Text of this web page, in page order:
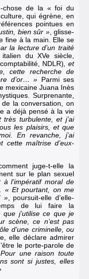
chose de la « foi du
qui égrène, en
pointues en
bien sûr », glisse-
fine à la main. Elle se
la lecture d’un traité
du XVe siècle,
NDLR) , et
cette recherche de
d’or… » Parmi ses
mexicaine Juana Inès
Surprenante,
la conversation, on
a déjà pensé à la vie
très turbulente, et j’ai
les plaisirs, et que
En revanche, j’ai
cette maîtrise d’eux-
juge-t-elle la
sur le plan sexuel
l’impératif moral de
« Et pourtant, on me
», poursuit-elle d’elle-
de lui faire la
que j’utilise ce que je
scène, ce n’est pas
d’une criminelle, ou
elle déclare admirer
le porte-parole de
une raison toute
sont si justes, elles